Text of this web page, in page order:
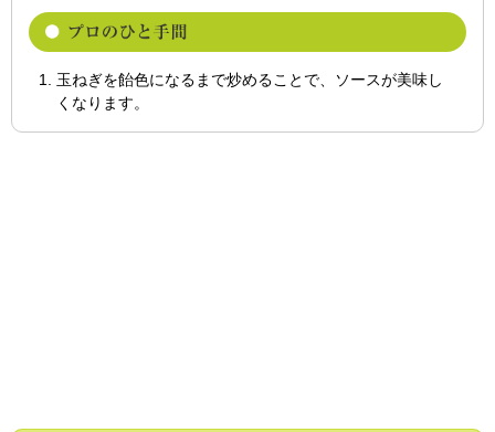
玉ねぎを飴色になるまで炒めることで、ソースが美味し
くなります。